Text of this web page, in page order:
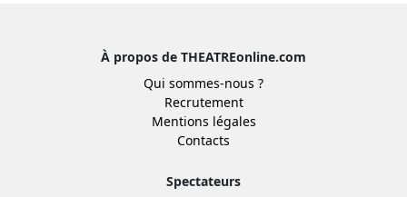
À propos de THEATREonline.com
Qui sommes-nous ?
Recrutement
Mentions légales
Contacts
Spectateurs